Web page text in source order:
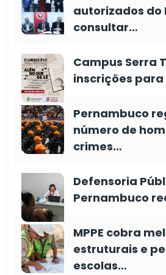
autorizados do
consultar…
Campus Serra
inscrições para
Pernambuco
número de
crimes…
Defensoria
Pernambuco
MPPE cobra
estruturais e
escolas…